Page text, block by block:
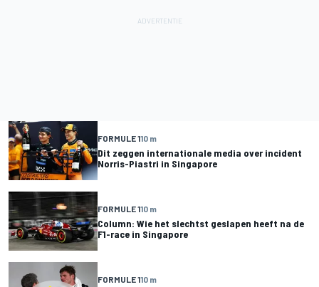
FORMULE 110 m
Dit zeggen internationale media over incident
Norris-Piastri in Singapore
FORMULE 110 m
Column: Wie het slechtst geslapen heeft na de
F1-race in Singapore
FORMULE 110 m